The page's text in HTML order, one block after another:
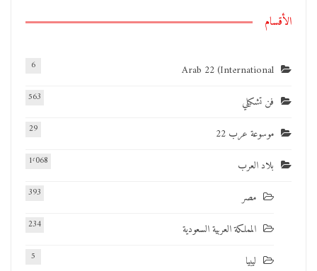
الأقسام
Arab 22 (International
6
فن تشكيلي 563
موسوعة عرب 22 29
بلاد العرب 1٬068
مصر 393
المملكة العربية السعودية 234
ليبيا 5